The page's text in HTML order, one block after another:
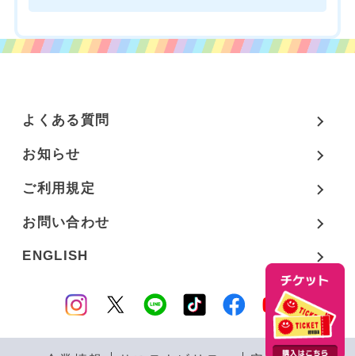
よくある質問
お知らせ
ご利用規定
お問い合わせ
ENGLISH